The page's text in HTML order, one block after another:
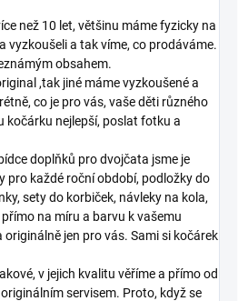
než 10 let, většinu máme fyzicky na
vyzkoušeli a tak víme, co prodáváme.
obsahem.
,tak jiné máme vyzkoušené a
co je pro vás, vaše děti různého
kočárku nejlepší, poslat fotku a
doplňků pro dvojčata jsme je
pro každé roční období, podložky do
sety do korbiček, návleky na kola,
na míru a barvu k vašemu
originálně jen pro vás. Sami si kočárek
v jejich kvalitu věříme a přímo od
servisem. Proto, když se